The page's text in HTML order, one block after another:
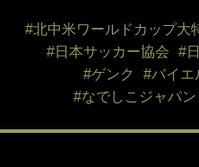
#北中米ワールドカップ大
#日本サッカー協会
#
#ゲンク
#バイエ
#なでしこジャパン